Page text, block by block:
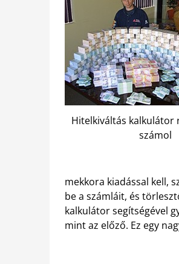
Hitelkiváltás kalkulátor
számol
mekkora kiadással kell,
be a számláit, és
kalkulátor segítségével
mint az előző. Ez egy